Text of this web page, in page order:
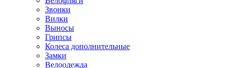
Звонки
Вилки
Выносы
Грипсы
Колеса дополнительные
Замки
Велоодежда